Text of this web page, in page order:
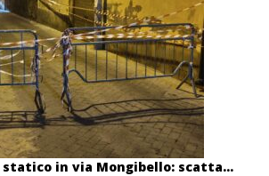
statico in via Mongibello: scatta...